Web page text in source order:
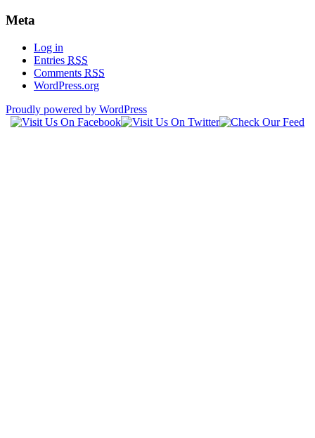
Meta
Log in
Entries RSS
Comments RSS
WordPress.org
Proudly powered by WordPress